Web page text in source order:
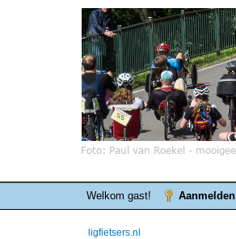
Welkom gast! Aanmelden
ligfietsers.nl